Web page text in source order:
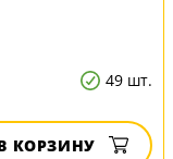
49 шт.
КОРЗИНУ